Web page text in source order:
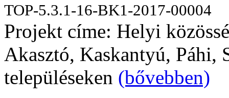
TOP-5.3.1-16-BK1-2017-00004
Projekt címe: Helyi
Akasztó, Kaskantyú, Páhi,
településeken (bővebben)